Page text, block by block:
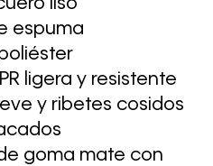
liso
espuma
ligera y resistente
y ribetes cosidos
goma mate con